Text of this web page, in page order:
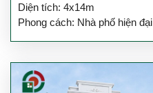
Diện tích: 4x14m
Phong cách: Nhà phố hiện đại